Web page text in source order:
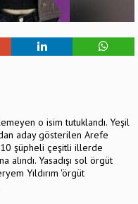
o isim tutuklandı. Yeşil
aday gösterilen Arefe
10 şüpheli çeşitli illerde
alındı. Yasadışı sol örgüt
Yıldırım 'örgüt